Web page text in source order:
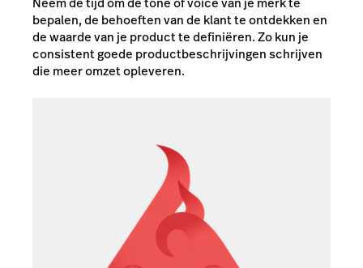
bepalen, de behoeften van de klant te ontdekken en
de waarde van je product te definiëren. Zo kun je
consistent goede productbeschrijvingen schrijven
die meer omzet opleveren.